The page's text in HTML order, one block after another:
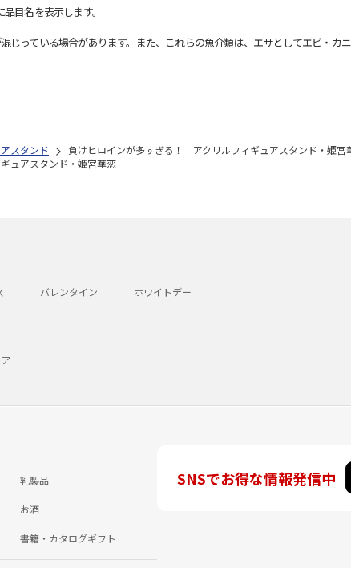
目名を表示します。
ている場合があります。また、これらの魚介類は、エサとしてエビ・カニ
スタンド
負けヒロインが多すぎる！ アクリルフィギュアスタンド・姫宮
ュアスタンド・姫宮華恋
バレンタイン ホワイトデー
乳製品
お酒
書籍・カタログギフト
SNSでお得な情報発信中